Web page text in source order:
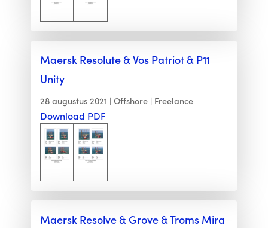
Maersk Resolute & Vos Patriot & P11
Unity
28 augustus 2021 Offshore Freelance
Download PDF
Maersk Resolve & Grove & Troms Mira